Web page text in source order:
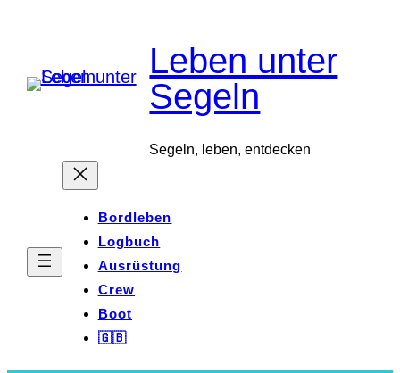
springen
Leben unter
Segeln
Segeln, leben, entdecken
Bordleben
Logbuch
Ausrüstung
Crew
Boot
🇬🇧